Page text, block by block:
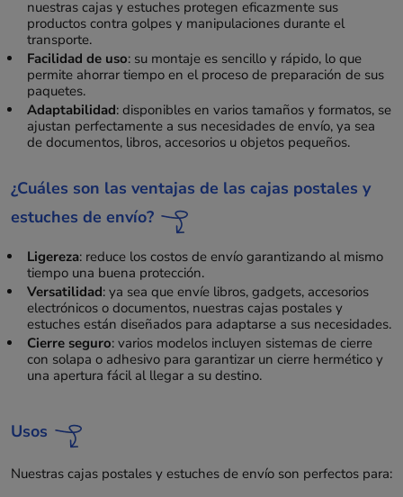
nuestras cajas y estuches protegen eficazmente sus
productos contra golpes y manipulaciones durante el
transporte.
Facilidad de uso: su montaje es sencillo y rápido, lo que
permite ahorrar tiempo en el proceso de preparación de sus
paquetes.
Adaptabilidad: disponibles en varios tamaños y formatos, se
ajustan perfectamente a sus necesidades de envío, ya sea
de documentos, libros, accesorios u objetos pequeños.
¿Cuáles son las ventajas de las cajas postales y
estuches de envío?
Ligereza: reduce los costos de envío garantizando al mismo
tiempo una buena protección.
Versatilidad: ya sea que envíe libros, gadgets, accesorios
electrónicos o documentos, nuestras cajas postales y
estuches están diseñados para adaptarse a sus necesidades.
Cierre seguro: varios modelos incluyen sistemas de cierre
con solapa o adhesivo para garantizar un cierre hermético y
una apertura fácil al llegar a su destino.
Usos
Nuestras cajas postales y estuches de envío son perfectos para: